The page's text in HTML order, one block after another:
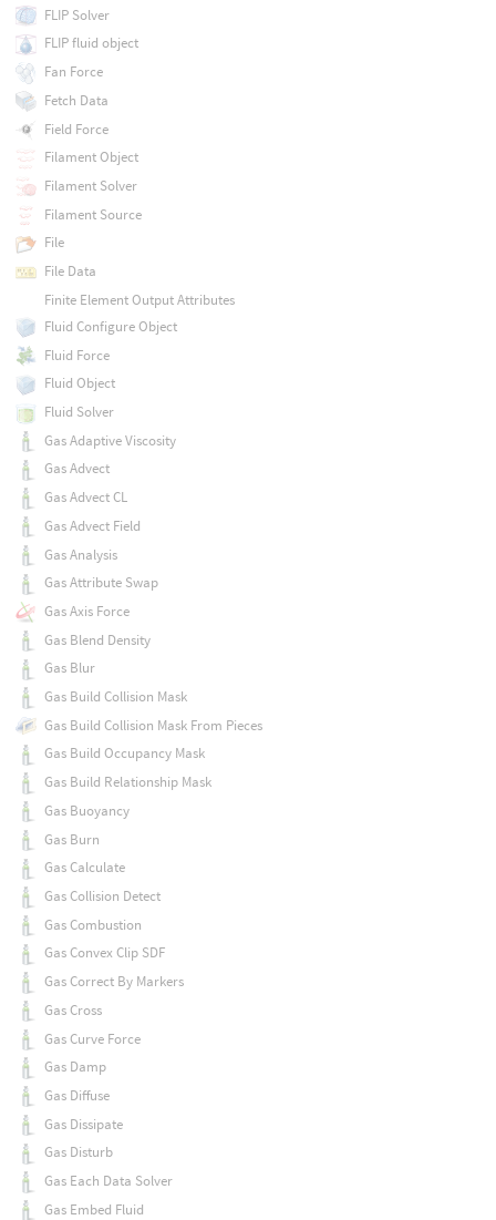
FLIP Solver
FLIP fluid object
Fan Force
Fetch Data
Field Force
Filament Object
Filament Solver
Filament Source
File
File Data
Finite Element Output Attributes
Fluid Configure Object
Fluid Force
Fluid Object
Fluid Solver
Gas Adaptive Viscosity
Gas Advect
Gas Advect CL
Gas Advect Field
Gas Analysis
Gas Attribute Swap
Gas Axis Force
Gas Blend Density
Gas Blur
Gas Build Collision Mask
Gas Build Collision Mask From Pieces
Gas Build Occupancy Mask
Gas Build Relationship Mask
Gas Buoyancy
Gas Burn
Gas Calculate
Gas Collision Detect
Gas Combustion
Gas Convex Clip SDF
Gas Correct By Markers
Gas Cross
Gas Curve Force
Gas Damp
Gas Diffuse
Gas Dissipate
Gas Disturb
Gas Each Data Solver
Gas Embed Fluid